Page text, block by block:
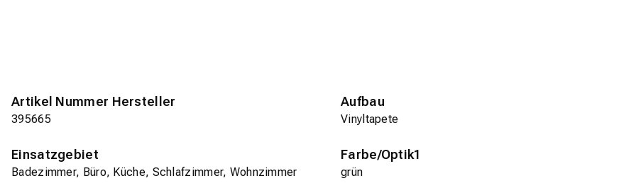
Artikel Nummer Hersteller
395665
Aufbau
Vinyltapete
Einsatzgebiet
Badezimmer, Büro, Küche, Schlafzimmer, Wohnzimmer
Farbe/Optik1
grün